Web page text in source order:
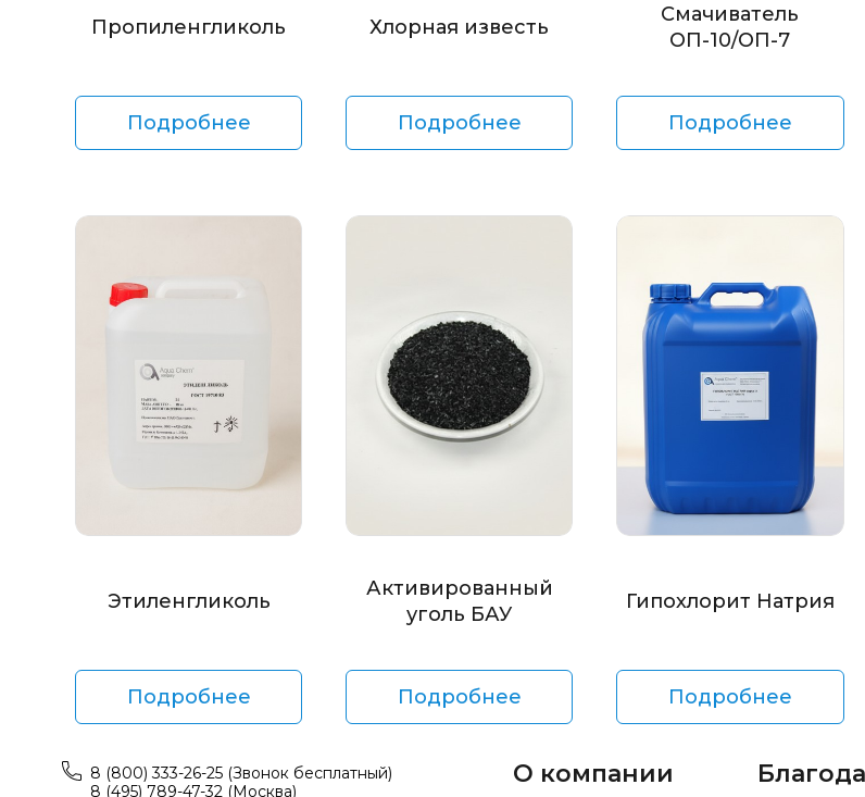
Пропиленгликоль
Подробнее
Хлорная известь
Подробнее
Смачиватель
ОП-10/ОП-7
Подробнее
Этиленгликоль
Подробнее
Активированный
уголь БАУ
Подробнее
Гипохлорит Натрия
Подробнее
8 (800) 333-26-25 (Звонок бесплатный)
8 (495) 789-47-32 (Москва)
О компании